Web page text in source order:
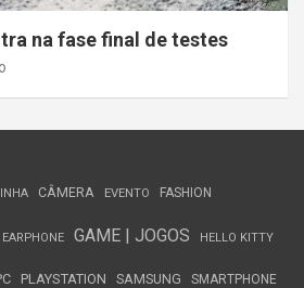
na fase final de testes
CÂMERA EVENTO FASHION
GAME | JOGOS HELLO KITTY
PLAYSTATION SAMSUNG SMARTPHONE